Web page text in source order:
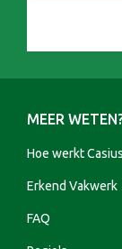
MEER
Hoe werkt
Erkend Vakwerk
FAQ